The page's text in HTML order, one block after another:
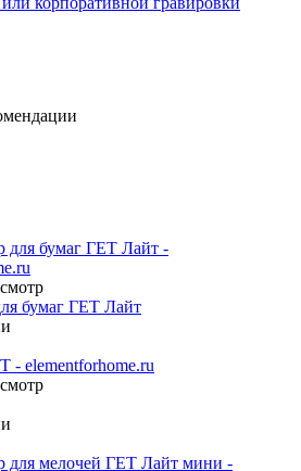
бумаг ГЕТ Лайт